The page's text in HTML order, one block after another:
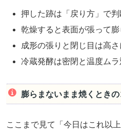
押した跡は「戻り方」で
乾燥すると表面が張って
成形の張りと閉じ目は高
冷蔵発酵は密閉と温度ム
膨らまないまま焼くとき
ここまで見て「今日はこれ以